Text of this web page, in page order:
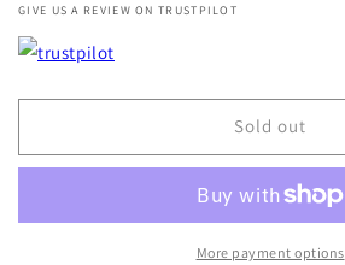
Lashes
Lashes
GIVE US A REVIEW ON TRUSTPILOT
Sold out
More payment options